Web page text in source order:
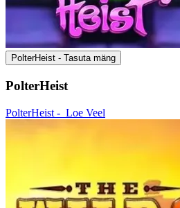
PolterHeist - Tasuta mäng
PolterHeist
PolterHeist - Loe Veel